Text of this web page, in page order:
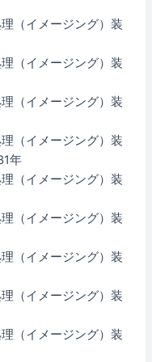
（イメージング）装
（イメージング）装
（イメージング）装
（イメージング）装
年
（イメージング）装
（イメージング）装
（イメージング）装
（イメージング）装
（イメージング）装